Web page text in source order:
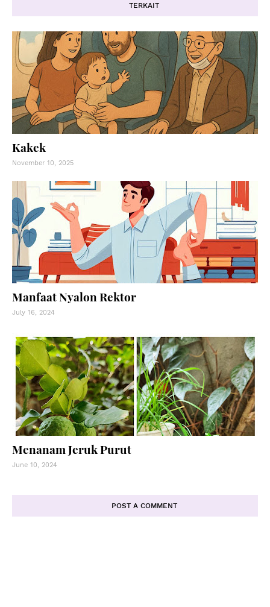
TERKAIT
Kakek
November 10, 2025
Manfaat Nyalon Rektor
July 16, 2024
Menanam Jeruk Purut
June 10, 2024
POST A COMMENT